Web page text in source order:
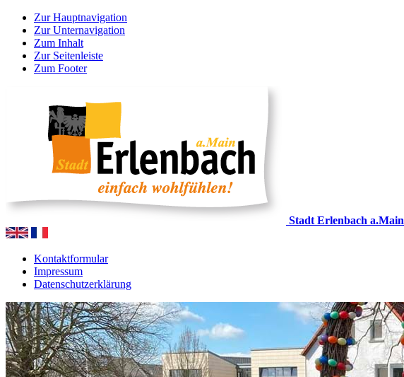
Zur Hauptnavigation
Zur Unternavigation
Zum Inhalt
Zur Seitenleiste
Zum Footer
Stadt Erlenbach a.Main
Kontaktformular
Impressum
Datenschutzerklärung